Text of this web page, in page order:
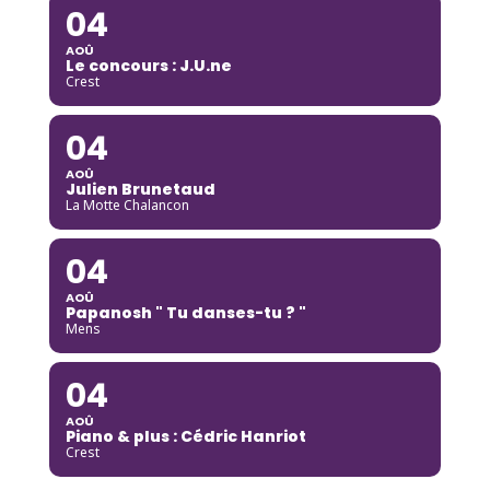
04
AOÛ
Le concours : J.U.ne
Crest
04
AOÛ
Julien Brunetaud
La Motte Chalancon
04
AOÛ
Papanosh " Tu danses-tu ? "
Mens
04
AOÛ
Piano & plus : Cédric Hanriot
Crest